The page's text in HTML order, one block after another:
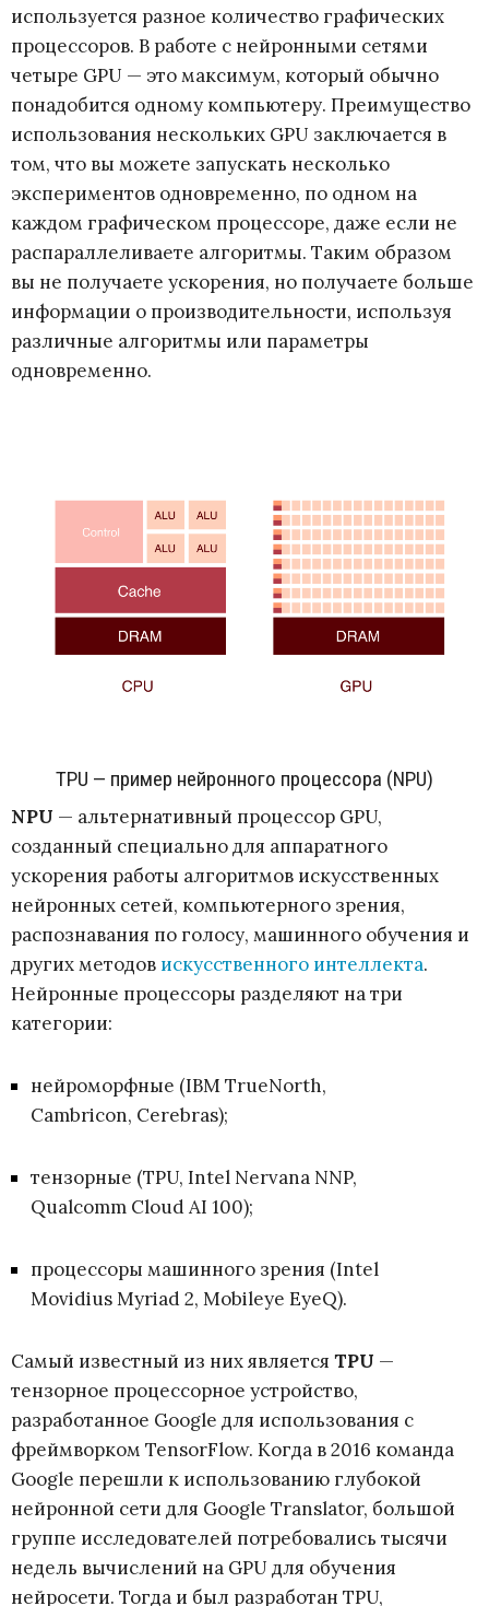
используется разное количество графических
процессоров. В работе с нейронными сетями
четыре GPU — это максимум, который обычно
понадобится одному компьютеру. Преимущество
использования нескольких GPU заключается в
том, что вы можете запускать несколько
экспериментов одновременно, по одном на
каждом графическом процессоре, даже если не
распараллеливаете алгоритмы. Таким образом
вы не получаете ускорения, но получаете больше
информации о производительности, используя
различные алгоритмы или параметры
одновременно.
ТPU — пример нейронного процессора (NPU)
NPU — альтернативный процессор GPU,
созданный специально для аппаратного
ускорения работы алгоритмов искусственных
нейронных сетей, компьютерного зрения,
распознавания по голосу, машинного обучения и
других методов искусственного интеллекта.
Нейронные процессоры разделяют на три
категории:
нейроморфные (IBM TrueNorth,
Cambricon, Cerebras);
тензорные (TPU, Intel Nervana NNP,
Qualcomm Cloud AI 100);
процессоры машинного зрения (Intel
Movidius Myriad 2, Mobileye EyeQ).
Самый известный из них является TPU —
тензорное процессорное устройство,
разработанное Google для использования с
фреймворком TensorFlow. Когда в 2016 команда
Google перешли к использованию глубокой
нейронной сети для Google Translator, большой
группе исследователей потребовались тысячи
недель вычислений на GPU для обучения
нейросети. Тогда и был разработан TPU,